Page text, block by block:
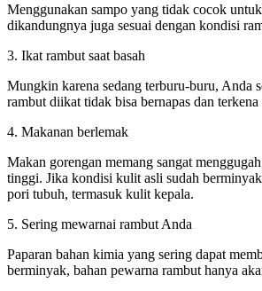
Menggunakan sampo yang tidak cocok
dikandungnya juga sesuai dengan kondisi
3. Ikat rambut saat basah
Mungkin karena sedang terburu-buru, Anda
rambut diikat tidak bisa bernapas dan
4. Makanan berlemak
Makan gorengan memang sangat
tinggi. Jika kondisi kulit asli sudah
pori tubuh, termasuk kulit kepala.
5. Sering mewarnai rambut Anda
Paparan bahan kimia yang sering dapat
berminyak, bahan pewarna rambut hanya